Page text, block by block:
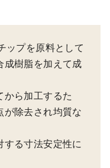
ップを原料として
成樹脂を加えて成
ら加工するた
除去され均質な
る寸法安定性に